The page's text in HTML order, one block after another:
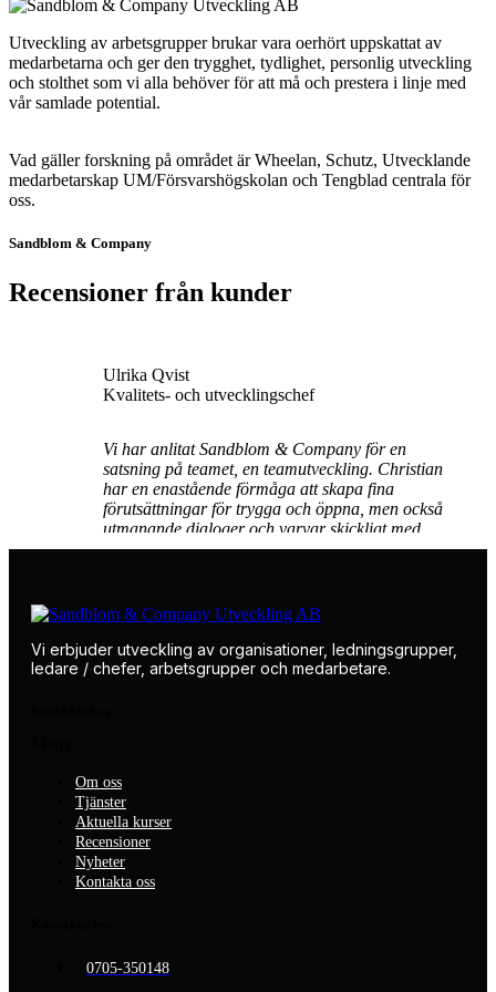
Utveckling av arbetsgrupper brukar vara oerhört uppskattat av
medarbetarna och ger den trygghet, tydlighet, personlig utveckling
och stolthet som vi alla behöver för att må och prestera i linje med
vår samlade potential.
Vad gäller forskning på området är Wheelan, Schutz, Utvecklande
medarbetarskap UM/Försvarshögskolan och Tengblad centrala för
oss.
Sandblom & Company
Recensioner från kunder
Ulrika Qvist
Kvalitets- och utvecklingschef
Vi har anlitat Sandblom & Company för en
satsning på teamet, en teamutveckling. Christian
har en enastående förmåga att skapa fina
förutsättningar för trygga och öppna, men också
utmanande dialoger och varvar skickligt med
teoretisk kunskap om teamutveckling, ledarskap
under dessa dagar ligger kvar som en stabil
plattform för vår fortsatta utveckling!
Vi erbjuder utveckling av organisationer, ledningsgrupper,
ledare / chefer, arbetsgrupper och medarbetare.
Om oss
Tjänster
Aktuella kurser
Recensioner
Nyheter
Kontakta oss
0705-350148